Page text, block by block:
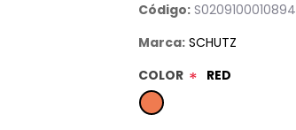
Código: S0209100010894
Marca: SCHUTZ
COLOR * RED